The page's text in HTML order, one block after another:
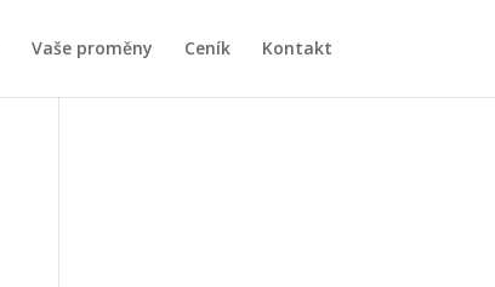
Vaše proměny Ceník Kontakt